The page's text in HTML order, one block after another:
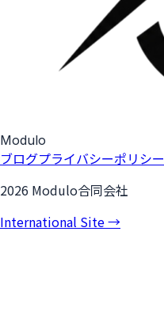
Modulo
ブログプライバシーポリシー
2026 Modulo合同会社
International Site →